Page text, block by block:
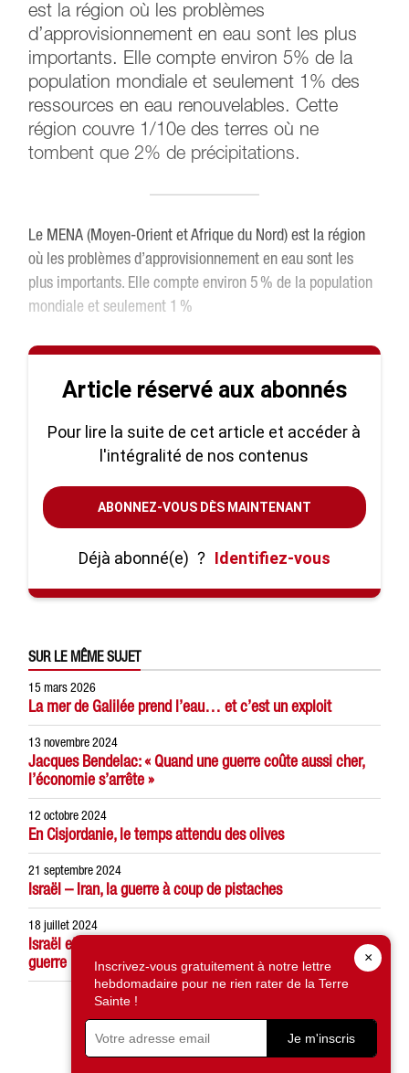
est la région où les problèmes
d’approvisionnement en eau sont les plus
importants. Elle compte environ 5% de la
population mondiale et seulement 1% des
ressources en eau renouvelables. Cette
région couvre 1/10e des terres où ne
tombent que 2% de précipitations.
Le MENA (Moyen-Orient et Afrique du Nord) est la région
où les problèmes d’approvisionnement en eau sont les
plus importants. Elle compte environ 5 % de la population
mondiale et seulement 1 %
Article réservé aux abonnés
Pour lire la suite de cet article et accéder à
l'intégralité de nos contenus
ABONNEZ-VOUS DÈS MAINTENANT
Déjà abonné(e) ? Identifiez-vous
SUR LE MÊME SUJET
15 mars 2026
La mer de Galilée prend l’eau… et c’est un exploit
13 novembre 2024
Jacques Bendelac: « Quand une guerre coûte aussi cher,
l’économie s’arrête »
12 octobre 2024
En Cisjordanie, le temps attendu des olives
21 septembre 2024
Israël – Iran, la guerre à coup de pistaches
18 juillet 2024
Israël et Palestine, entreprises et travailleurs face à la
guerre
×
Inscrivez-vous gratuitement à notre lettre
hebdomadaire pour ne rien rater de la Terre
Sainte !
Je m'inscris